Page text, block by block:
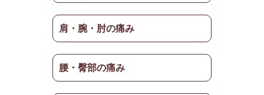
肩・腕・肘の痛み
腰・臀部の痛み